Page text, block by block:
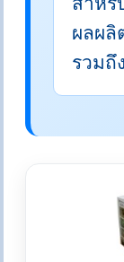
ผลผ
รวมถึ